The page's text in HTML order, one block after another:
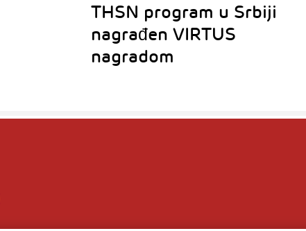
THSN program u Srbiji
nagrađen VIRTUS
nagradom